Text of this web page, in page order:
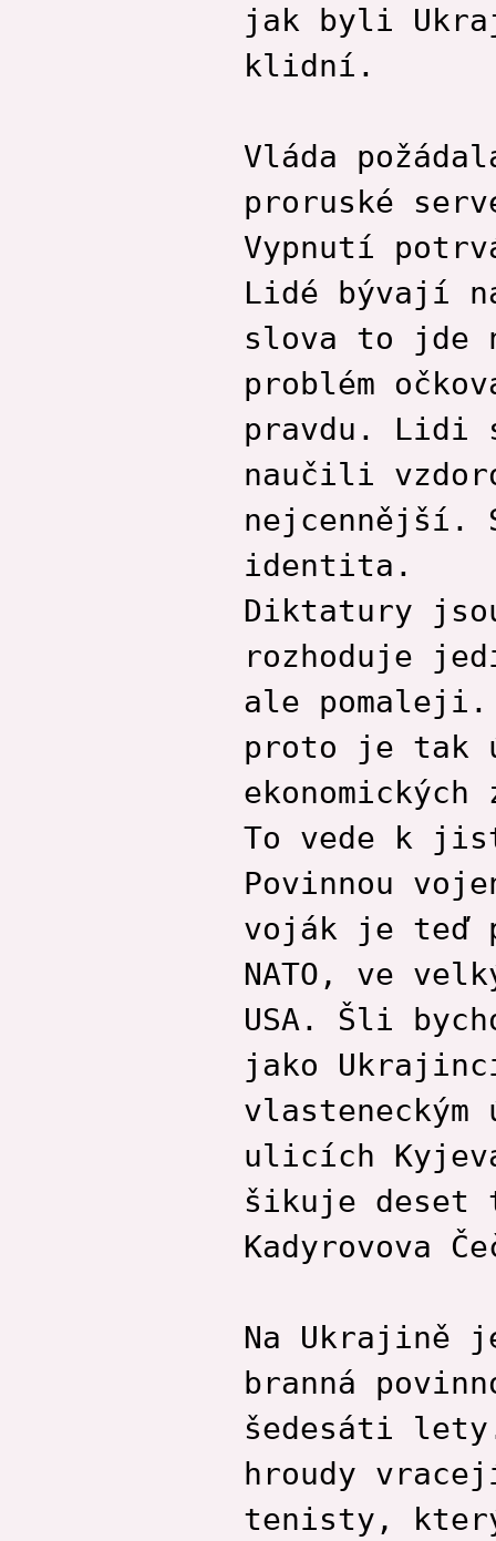
jak byli
klidní.
Vláda
proruské
Vypnutí
Lidé bývají
slova to jde
problém
pravdu. Lidi
naučili
nejcennější.
identita.
Diktatury
rozhoduje
ale pomaleji.
proto je tak
To vede k
Povinnou
voják je teď
NATO, ve
USA. Šli
jako
ulicích
šikuje deset
Kadyrovova
Na Ukrajině
branná
šedesáti
hroudy
tenisty,